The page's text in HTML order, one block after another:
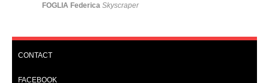
FOGLIA Federica Skyscraper
CONTACT
FACEBOOK